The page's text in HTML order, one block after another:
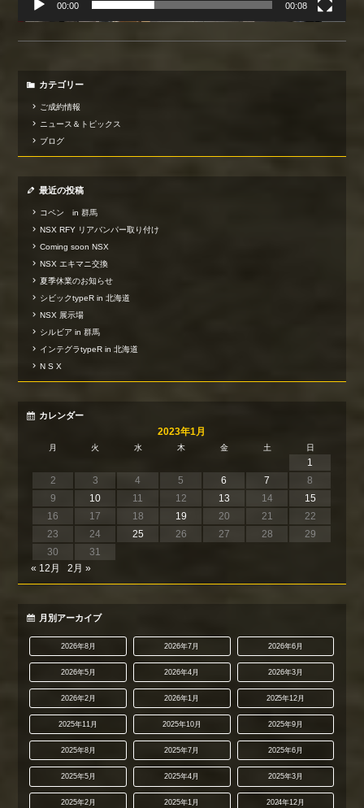
00:00 00:08
カテゴリー
ご成約情報
ニュース＆トピックス
ブログ
最近の投稿
コペン in 群馬
NSX RFY リアバンパー取り付け
Coming soon NSX
NSX エキマニ交換
夏季休業のお知らせ
シビックtypeR in 北海道
NSX 展示場
シルビア in 群馬
インテグラtypeR in 北海道
N S X
カレンダー
2023年1月
月 火 水 木 金 土 日
1
2
3 4 5 6 7
8
9
10 11 12 13 14
15
16
17 18 19 20 21
22
23
24 25 26 27 28
29
30
31
« 12月
2月 »
月別アーカイブ
2026年8月 2026年7月 2026年6月
2026年5月 2026年4月 2026年3月
2026年2月 2026年1月 2025年12月
2025年11月 2025年10月 2025年9月
2025年8月 2025年7月 2025年6月
2025年5月 2025年4月 2025年3月
2025年2月 2025年1月 2024年12月